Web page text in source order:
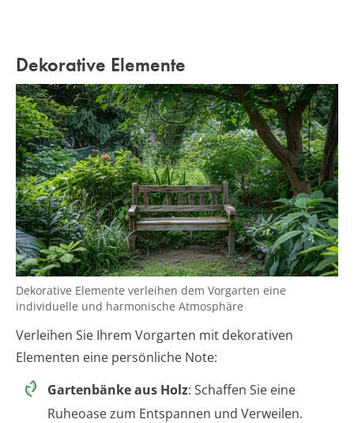
Dekorative Elemente
Dekorative Elemente verleihen dem Vorgarten eine
individuelle und harmonische Atmosphäre
Verleihen Sie Ihrem Vorgarten mit dekorativen
Elementen eine persönliche Note:
Gartenbänke aus Holz: Schaffen Sie eine
Ruheoase zum Entspannen und Verweilen.